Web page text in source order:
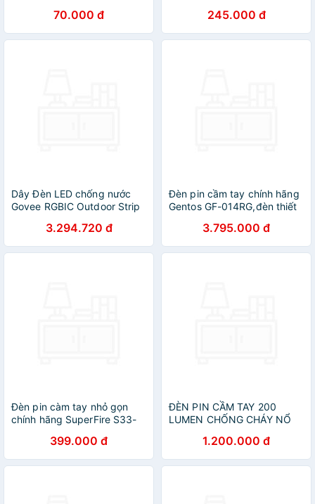
70.000 đ
Sáng - Hàng Chính Hãng
245.000 đ
Dây Đèn LED chống nước
Govee RGBIC Outdoor Strip
trang trí hắt trần, tủ, gầm
giường siêu sáng
3.294.720 đ
Đèn pin cầm tay chính hãng
Gentos GF-014RG,đèn thiết
nhập khẩu Nhật
3.795.000 đ
Đèn pin càm tay nhỏ gọn
chính hãng SuperFire S33-
dàng bỏ túi mang theo phù
hợp sử dụng trong nhiều
công việc khác nhau
399.000 đ
ĐÈN PIN CẦM TAY 200
LUMEN CHỐNG CHÁY NỔ
XPP-5418GX1.200.000 đ